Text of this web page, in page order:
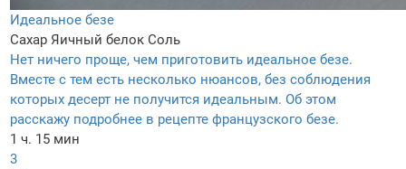
Идеальное безе
Сахар Яичный белок Соль
Нет ничего проще, чем приготовить идеальное безе.
Вместе с тем есть несколько нюансов, без соблюдения
которых десерт не получится идеальным. Об этом
расскажу подробнее в рецепте французского безе.
1 ч. 15 мин
3